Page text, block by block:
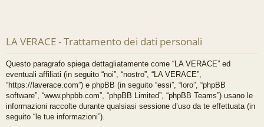
LA VERACE - Trattamento dei dati personali
Questo paragrafo spiega dettagliatamente come “LA VERACE” ed
eventuali affiliati (in seguito “noi”, “nostro”, “LA VERACE”,
“https://laverace.com”) e phpBB (in seguito “essi”, “loro”, “phpBB
software”, “www.phpbb.com”, “phpBB Limited”, “phpBB Teams”) usano le
informazioni raccolte durante qualsiasi sessione d’uso da te effettuata (in
seguito “le tue informazioni”).